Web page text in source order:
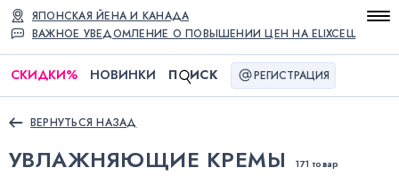
ВАЖНОЕ УВЕДОМЛЕНИЕ О ПОВЫШЕНИИ ЦЕН НА ELIXCELL
ЯПОНСКАЯ ЙЕНА И КАНАДА
СКИДКИ% НОВИНКИ П ИСК РЕГИСТРАЦИЯ
ВЕРНУТЬСЯ НАЗАД
УВЛАЖНЯЮЩИЕ КРЕМЫ 171 товар